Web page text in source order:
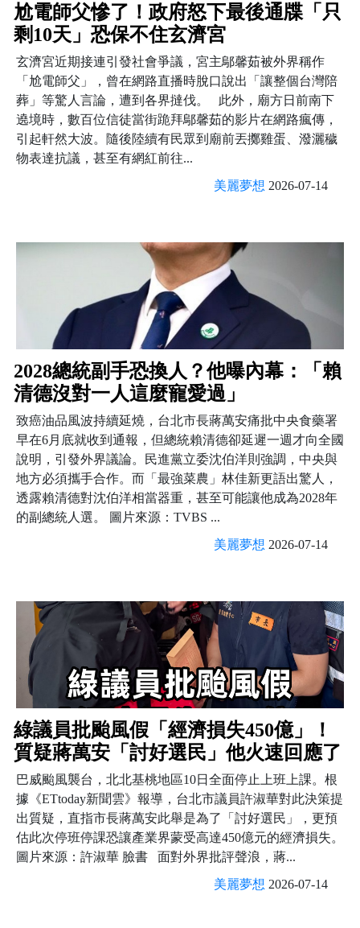
尬電師父慘了！政府怒下最後通牒「只
剩10天」恐保不住玄濟宮
玄濟宮近期接連引發社會爭議，宮主鄔馨茹被外界稱作
「尬電師父」，曾在網路直播時脫口說出「讓整個台灣陪
葬」等驚人言論，遭到各界撻伐。 此外，廟方日前南下
遶境時，數百位信徒當街跪拜鄔馨茹的影片在網路瘋傳，
引起軒然大波。隨後陸續有民眾到廟前丟擲雞蛋、潑灑穢
物表達抗議，甚至有網紅前往...
美麗夢想 2026-07-14
2028總統副手恐換人？他曝內幕：「賴
清德沒對一人這麼寵愛過」
致癌油品風波持續延燒，台北市長蔣萬安痛批中央食藥署
早在6月底就收到通報，但總統賴清德卻延遲一週才向全國
說明，引發外界議論。民進黨立委沈伯洋則強調，中央與
地方必須攜手合作。而「最強菜農」林佳新更語出驚人，
透露賴清德對沈伯洋相當器重，甚至可能讓他成為2028年
的副總統人選。 圖片來源：TVBS ...
美麗夢想 2026-07-14
綠議員批颱風假「經濟損失450億」！
質疑蔣萬安「討好選民」他火速回應了
巴威颱風襲台，北北基桃地區10日全面停止上班上課。根
據《ETtoday新聞雲》報導，台北市議員許淑華對此決策提
出質疑，直指市長蔣萬安此舉是為了「討好選民」，更預
估此次停班停課恐讓產業界蒙受高達450億元的經濟損失。
圖片來源：許淑華 臉書 面對外界批評聲浪，蔣...
美麗夢想 2026-07-14